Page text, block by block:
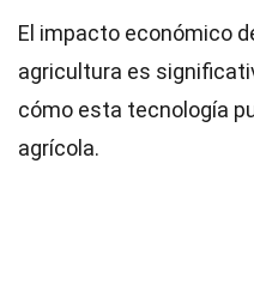
El impacto económico
agricultura es
cómo esta tecnología
agrícola.